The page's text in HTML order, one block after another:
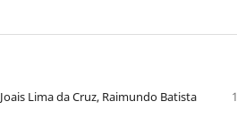
Lima da Cruz, Raimundo Batista